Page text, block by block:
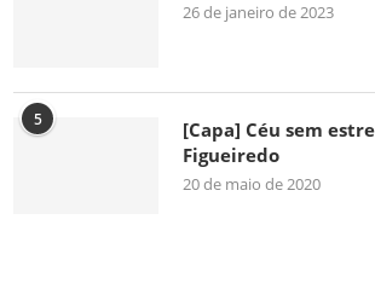
26 de janeiro de 2023
5
[Capa] Céu sem
Figueiredo
20 de maio de 2020